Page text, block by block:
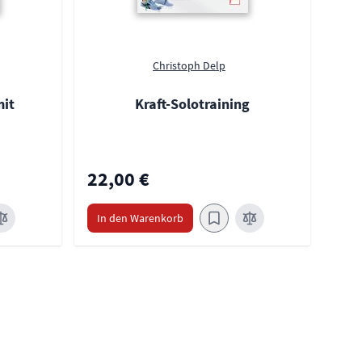
Christoph Delp
Kraft-Solotraining
22,00 €
In den Warenkorb